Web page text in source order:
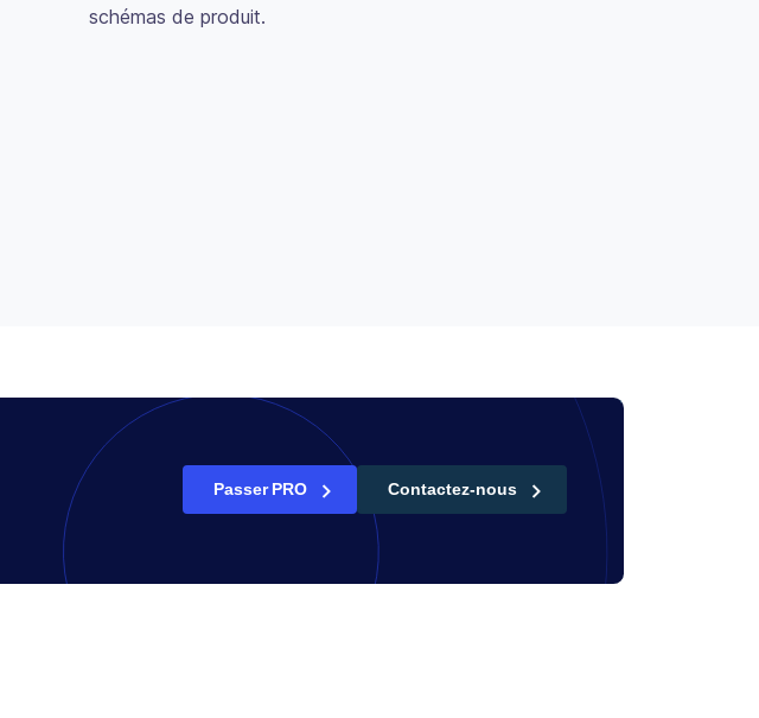
schémas de produit.
Passer PRO Contactez-nous